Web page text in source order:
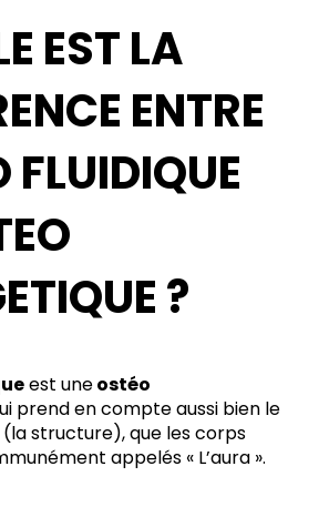
EST LA
ENTRE
FLUIDIQUE
?
est uneostéo
prend en compte aussi bien le
structure), que les corps
appelés « L’aura ».